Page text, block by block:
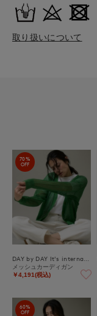
取り扱いについて
70%
OFF
メッシュカーディガン
￥4,191(税込)
60%
OFF